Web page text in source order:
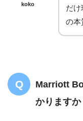
koko
だけ
の本
Marriott
かりますか